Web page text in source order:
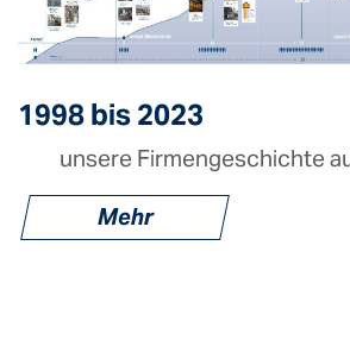
1998 bis 2023
unsere Firmengeschichte
Mehr